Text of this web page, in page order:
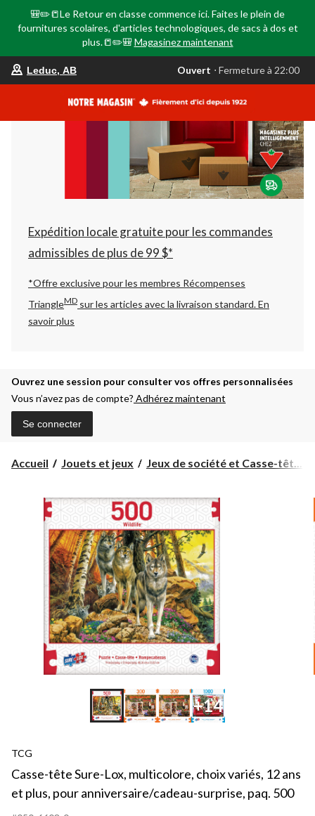
🎒✏️📒Le Retour en classe commence ici. Faites le plein de
fournitures scolaires, d'articles technologiques, de sacs à dos et
plus.📒✏️🎒 Magasinez maintenant
votre
est
AB,
Ouvert,
Fermeture
à
22:00
changer
Leduc, AB Ouvert ⋅ Fermeture à 22:00
Expédition locale gratuite pour les commandes
admissibles de plus de 99 $*
*Offre exclusive pour les membres Récompenses
TriangleMD sur les articles avec la livraison standard.En
savoir plus
Ouvrez une session pour consulter vos offres personnalisées
Vous n’avez pas de compte? Adhérez maintenant
Se connecter
Accueil Jouets et jeux Jeux de société et Casse-têt...
+14
TCG
Casse-tête Sure-Lox, multicolore, choix variés, 12 ans
et plus, pour anniversaire/cadeau-surprise, paq. 500